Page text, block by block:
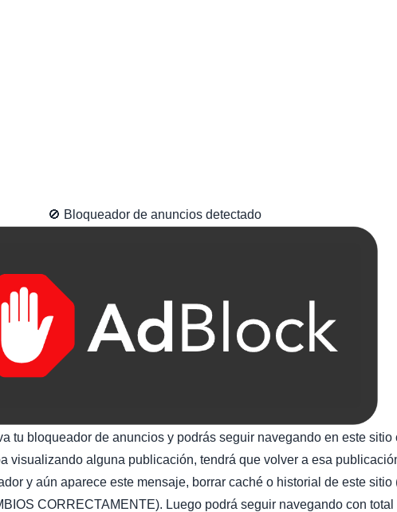
🚫 Bloqueador de anuncios detectado
tu bloqueador de anuncios y podrás seguir navegando en este sitio
visualizando alguna publicación, tendrá que volver a esa
y aún aparece este mensaje, borrar caché o historial de este sitio
CORRECTAMENTE). Luego podrá seguir navegando con total